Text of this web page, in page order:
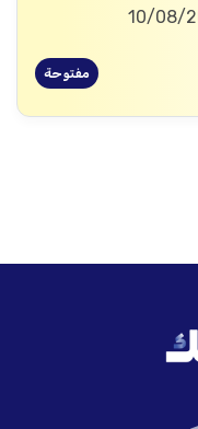
مفتوحة